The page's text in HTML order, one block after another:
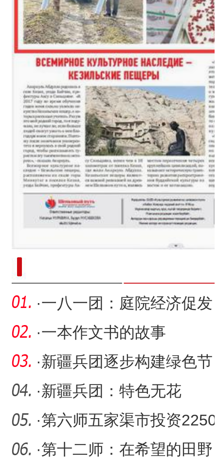
（追风逐日看新疆）新疆阿
·一八一团：庭院经济促发
展
·一本作文书的故事
·新疆兵团逐步构建绿色节
约高效安全的清洁供暖体
系
·新疆兵团：特色无花
果“种”出致富路
·第六师五家渠市投资2250
万元建设体育公园
·第十二师：在希望的田野